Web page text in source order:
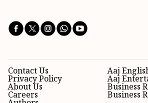
Aaj
Aaj
Business
Business
Contact Us
Privacy Policy
About Us
Careers